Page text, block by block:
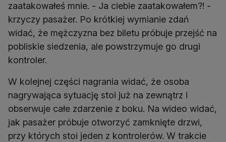
zaatakowałeś mnie. - Ja ciebie zaatakowałem?! -
krzyczy pasażer. Po krótkiej wymianie zdań
widać, że mężczyzna bez biletu próbuje przejść na
pobliskie siedzenia, ale powstrzymuje go drugi
kontroler.
W kolejnej części nagrania widać, że osoba
nagrywająca sytuację stoi już na zewnątrz i
obserwuje całe zdarzenie z boku. Na wideo widać,
jak pasażer próbuje otworzyć zamknięte drzwi,
przy których stoi jeden z kontrolerów. W trakcie